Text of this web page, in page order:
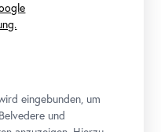
eingebunden, um
und